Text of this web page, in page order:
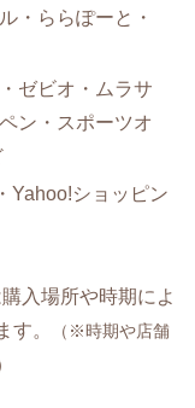
・ららぽーと・
ゼビオ・ムラサ
ン・スポーツオ
Yahoo!ショッピン
入場所や時期によ
す。
（※時期や店舗